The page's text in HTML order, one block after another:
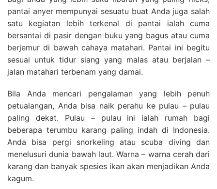
pantai anyer mempunyai sesuatu buat Anda juga salah
satu kegiatan lebih terkenal di pantai ialah cuma
bersantai di pasir dengan buku yang bagus atau cuma
berjemur di bawah cahaya matahari. Pantai ini begitu
sesuai untuk tidur siang yang malas atau berjalan –
jalan matahari terbenam yang damai.
Bila Anda mencari pengalaman yang lebih penuh
petualangan, Anda bisa naik perahu ke pulau – pulau
paling dekat. Pulau – pulau ini ialah rumah bagi
beberapa terumbu karang paling indah di Indonesia.
Anda bisa pergi snorkeling atau scuba diving dan
menelusuri dunia bawah laut. Warna – warna cerah dari
karang dan banyak spesies ikan akan menjadikan Anda
kagum.